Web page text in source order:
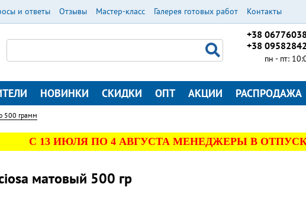
и ответы Отзывы Мастер-класс Галерея готовых работ Контакты
+38
+38
пн - пт:
НОВИНКИ СКИДКИ ОПТ АКЦИИ РАСПРОДАЖА
500 грамм
С 13 ИЮЛЯ ПО 4 АВГУСТА МЕНЕДЖЕРЫ В
матовый 500 гр